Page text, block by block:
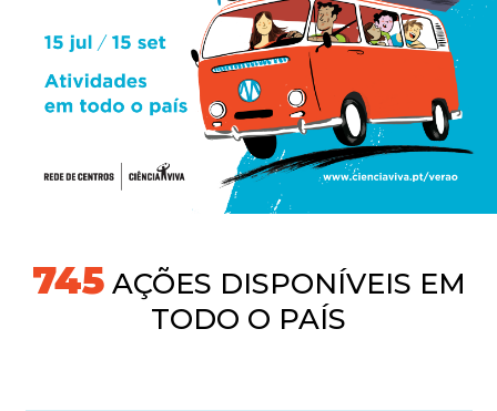
745AÇÕES DISPONÍVEIS EM
TODO O PAÍS